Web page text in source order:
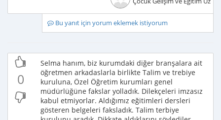
Bu yanıt için yorum eklemek istiyorum
0
Selma hanım, biz kurumdaki diğer branşalara ait
öğretmen arkadaslarla birlikte Talim ve trebiye
kuruluna, Özel Öğretim kurumları genel
müdürlüğüne fakslar yolladık. Dilekçeleri imzasız
kabul etmiyorlar. Aldığımız eğitimleri dersleri
gösteren belgeleri faksladık. Talim terbiye